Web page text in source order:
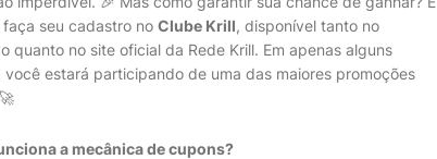
faça seu cadastro no Clube Krill, disponível tanto no
quanto no site oficial da Rede Krill. Em apenas alguns
você estará participando de uma das maiores promoções
a mecânica de cupons?